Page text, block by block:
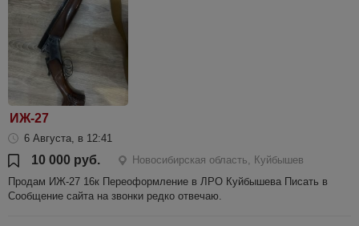
ИЖ-27
6 Августа, в 12:41
10 000 руб.
Новосибирская область, Куйбышев
Продам ИЖ-27 16к Переоформление в ЛРО Куйбышева Писать в
Сообщение сайта на звонки редко отвечаю.